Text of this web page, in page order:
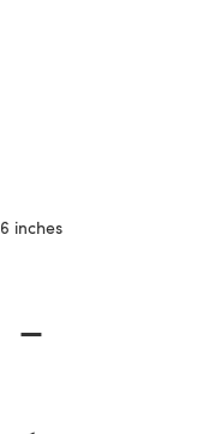
6 inches
—